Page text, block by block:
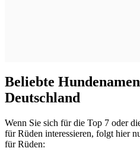
Beliebte
Deutschland
Wenn Sie sich für die Top 7 oder
für Rüden interessieren, folgt hier
für Rüden: